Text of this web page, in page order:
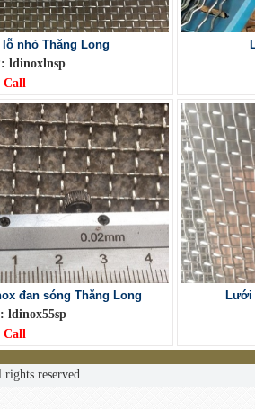
nhỏ Thăng Long
ldinoxlnsp
Call
đan sóng Thăng Long
ldinox55sp
Call
Lưới
reserved.